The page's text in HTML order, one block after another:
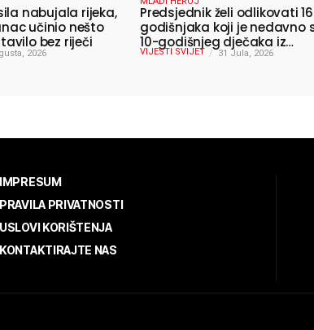
nabujala rijeka,
učinio nešto
bez riječi
2026
Predsjednik želi odlikovati
godišnjaka koji je nedavno
10-godišnjeg dječaka iz
smrtonosnih valova
VIJESTI SVIJET 31 Jula, 2026
IMPRESUM
PRAVILA PRIVATNOSTI
USLOVI KORIŠTENJA
KONTAKTIRAJTE NAS